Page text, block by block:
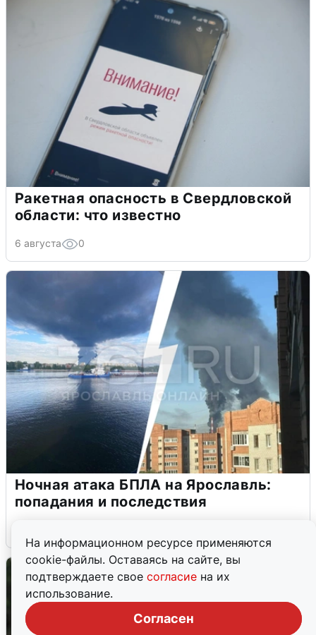
На информационном ресурсе применяются
cookie-файлы. Оставаясь на сайте, вы
подтверждаете свое согласие на их
использование.
Согласен
Ракетная опасность в Свердловской
области: что известно
6 августа 0
Ночная атака БПЛА на Ярославль:
попадания и последствия